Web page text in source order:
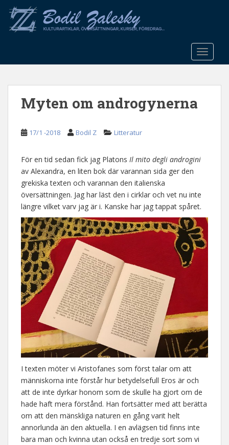
o
Myten om androgynerna
17/1 -2018 Bodil Z Litteratur
För en tid sedan fick jag Platons Il mito degli androgini
av Alexandra, en liten bok där varannan sida ger den
grekiska texten och varannan den italienska
översättningen. Jag har läst den i cirklar och vet nu inte
längre vilket varv jag är i. Kanske har jag tappat spåret.
I texten möter vi Aristofanes som först talar om att
människorna inte förstår hur betydelsefull Eros är och
att de inte dyrkar honom som de skulle ha gjort om de
hade haft mera förstånd. Han fortsätter med att berätta
om att den mänskliga naturen en gång varit helt
annorlunda än den aktuella. I en avlägsen tid finns inte
bara man och kvinna utan också en tredje sort som vi